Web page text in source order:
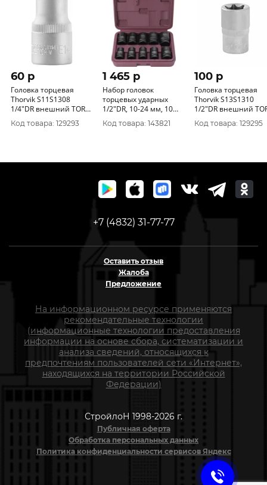
60 p
Головка торцевая
Thorvik S11S1308
1/4"DR внешний TORX
Е8
Код товара: 129293
1 465 p
Набор головок
торцевых ударных
1/2"DR, 10-24 мм, 10
предметов-1
S23S1110S
Код товара: 143821
100 p
Головка торцевая
Thorvik S13S1310
1/2"DR внешний
Е10
Код товара: 129295
+7 (4832) 31-77-77
Оставить отзыв
Жалоба
Предложение
На информационном ресурсе применяются
рекомендательные технологии
(информационные технологии предоставления
информации на основе сбора, систематизации и
анализа сведений, относящихся к
предпочтениям пользователей сети «Интернет»,
находящихся на территории Российской
Федерации)
СтройлоН 1998-2026 г.
Публичная оферта
Обработка персональных данных
Политика конфиденциальности сервисов Яндекс